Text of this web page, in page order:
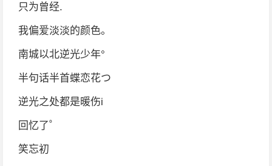
只为曾经.
我偏爱淡淡的颜色。
南城以北逆光少年°
半句话半首蝶恋花つ
逆光之处都是暖伤i
回忆了゜
笑忘初